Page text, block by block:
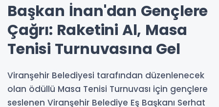
Başkan İnan'dan Gençlere
Çağrı: Raketini Al, Masa
Tenisi Turnuvasına Gel
Viranşehir Belediyesi tarafından düzenlenecek
olan ödüllü Masa Tenisi Turnuvası için gençlere
seslenen Viranşehir Belediye Eş Başkanı Serhat